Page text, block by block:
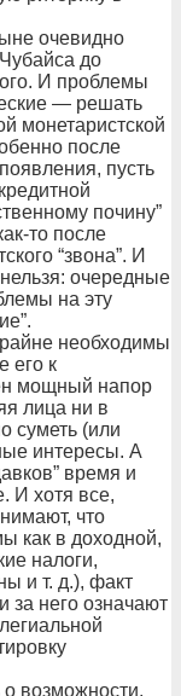
очевидно
до
И проблемы
— решать
монетаристской
после
пусть
почину”
то после
“звона”. И
очередные
на эту
необходимы
его к
мощный напор
лица ни в
суметь (или
интересы. А
время и
И хотя все,
что
как в доходной,
налоги,
и т. д.), факт
за него означают
возможности,